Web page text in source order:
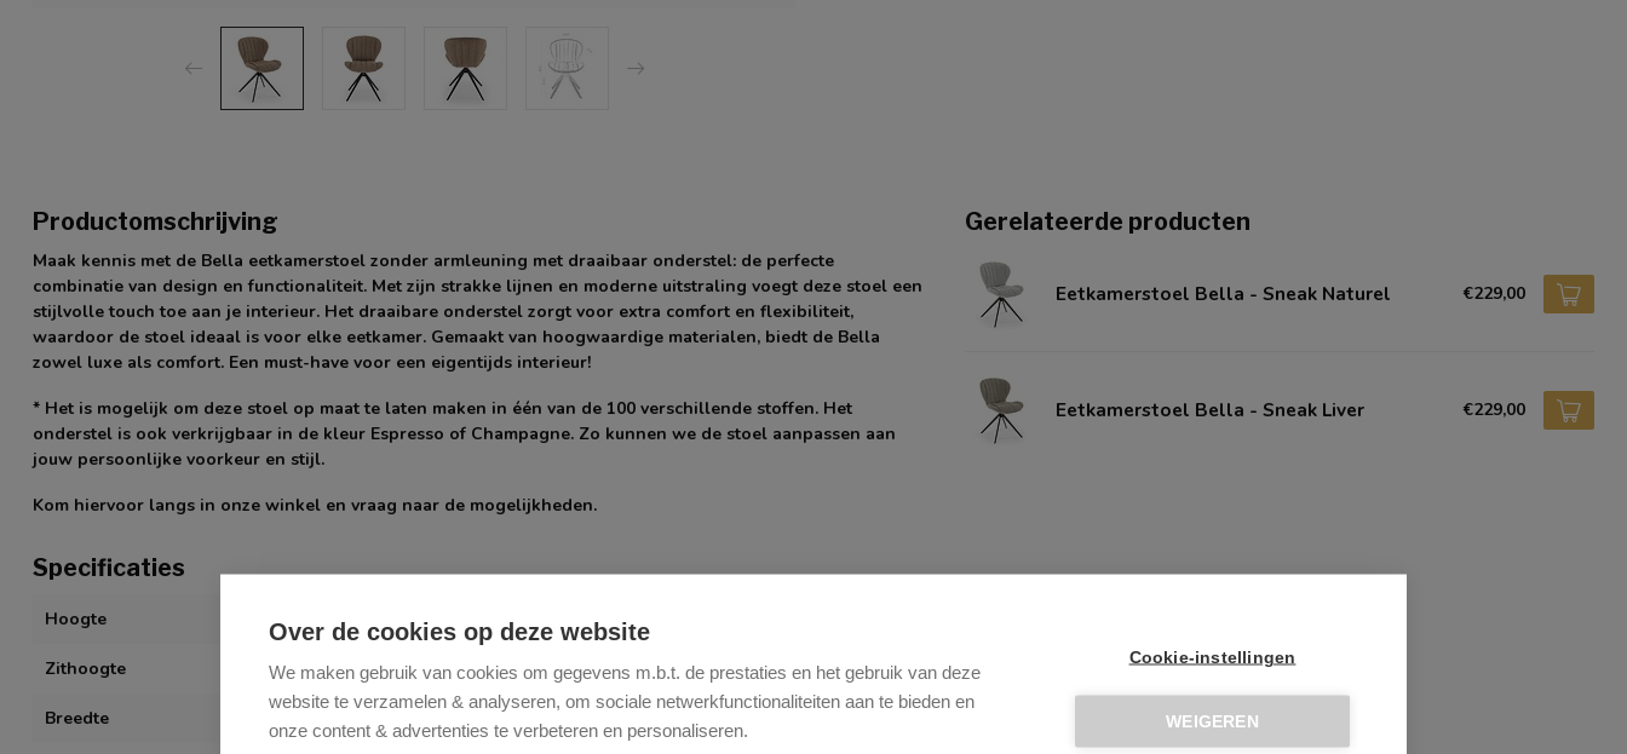
Over de cookies op deze website
We maken gebruik van cookies om gegevens m.b.t. de prestaties en het gebruik van deze
website te verzamelen & analyseren, om sociale netwerkfunctionaliteiten aan te bieden en
onze content & advertenties te verbeteren en personaliseren.
Cookie-instellingen
WEIGEREN
Productomschrijving
Maak kennis met de Bella eetkamerstoel zonder armleuning met draaibaar onderstel: de perfecte
combinatie van design en functionaliteit. Met zijn strakke lijnen en moderne uitstraling voegt deze stoel een
stijlvolle touch toe aan je interieur. Het draaibare onderstel zorgt voor extra comfort en flexibiliteit,
waardoor de stoel ideaal is voor elke eetkamer. Gemaakt van hoogwaardige materialen, biedt de Bella
zowel luxe als comfort. Een must-have voor een eigentijds interieur!
* Het is mogelijk om deze stoel op maat te laten maken in één van de 100 verschillende stoffen. Het
onderstel is ook verkrijgbaar in de kleur Espresso of Champagne. Zo kunnen we de stoel aanpassen aan
jouw persoonlijke voorkeur en stijl.
Kom hiervoor langs in onze winkel en vraag naar de mogelijkheden.
Specificaties
Hoogte 82 cm
Zithoogte 51 cm
Breedte
Gerelateerde producten
Eetkamerstoel Bella - Sneak Naturel €229,00
Eetkamerstoel Bella - Sneak Liver €229,00